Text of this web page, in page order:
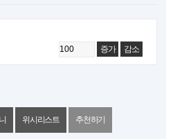
증가
감소
위시리스트 추천하기